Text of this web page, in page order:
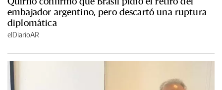
embajador argentino, pero descartó una ruptura
diplomática
elDiarioAR